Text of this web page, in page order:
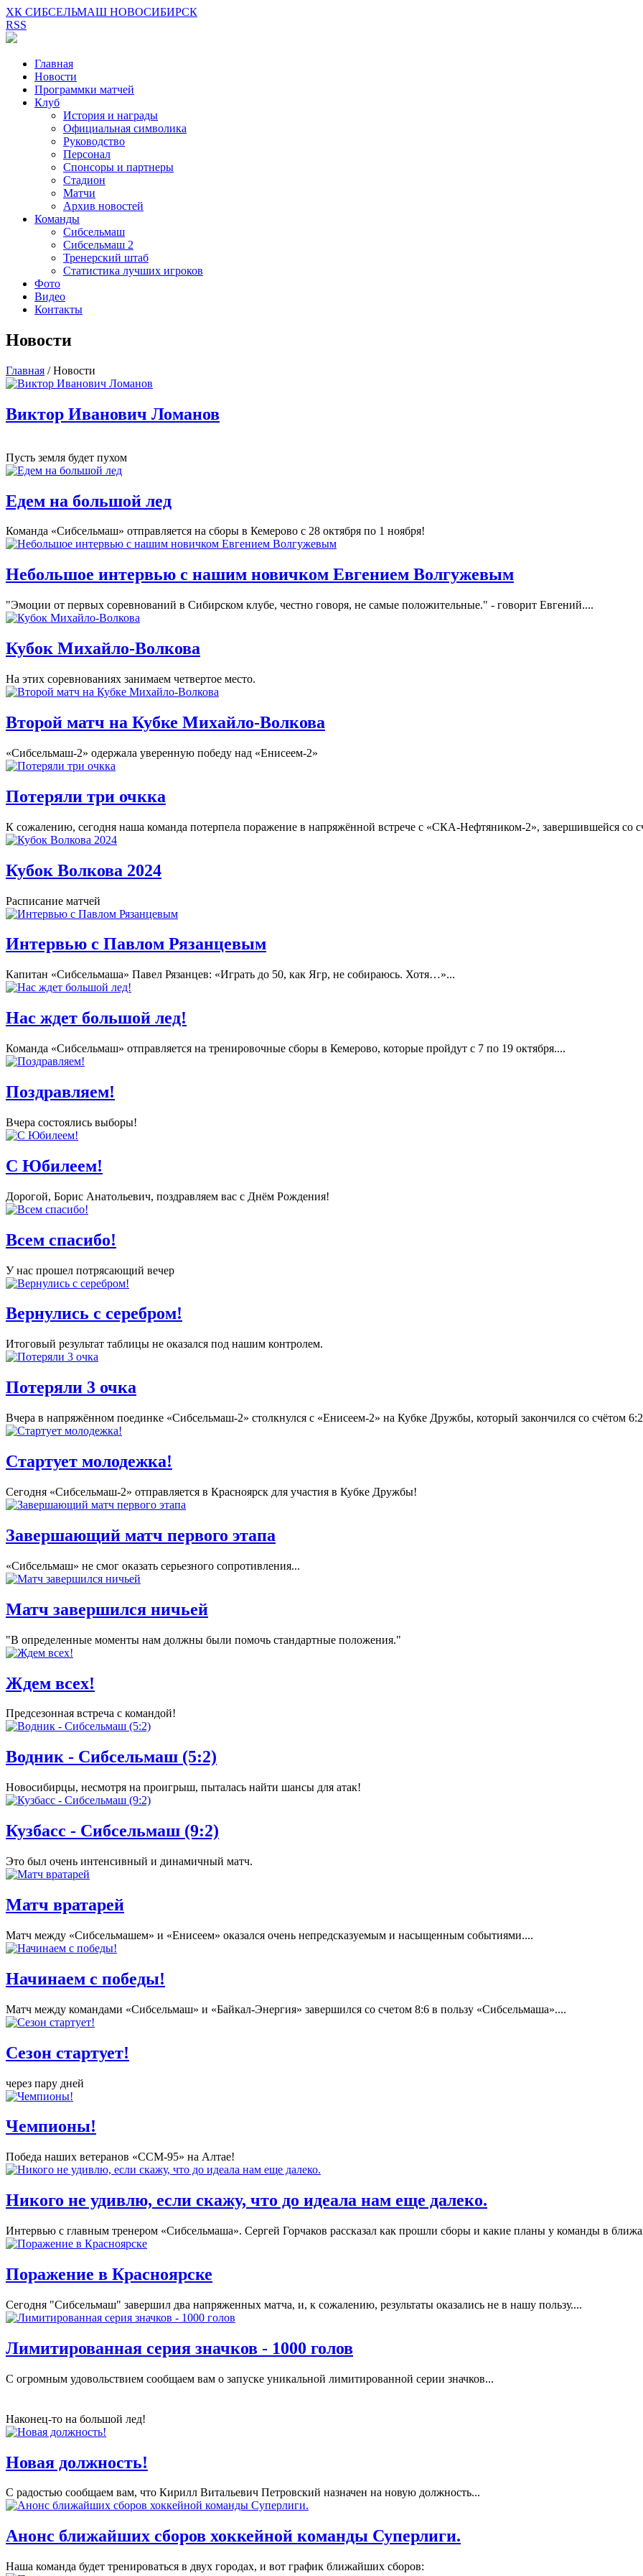
ХК СИБСЕЛЬМАШ НОВОСИБИРСК
RSS
Главная
Новости
Программки матчей
Клуб
История и награды
Официальная символика
Руководство
Персонал
Спонсоры и партнеры
Стадион
Матчи
Архив новостей
Команды
Сибсельмаш
Сибсельмаш 2
Тренерский штаб
Статистика лучших игроков
Фото
Видео
Контакты
Новости
Главная /Новости
Виктор Иванович Ломанов
Пусть земля будет пухом
Едем на большой лед
Команда «Сибсельмаш» отправляется на сборы в Кемерово с 28 октября по 1 ноября!
Небольшое интервью с нашим новичком Евгением Волгужевым
"Эмоции от первых соревнований в Сибирском клубе, честно говоря, не самые положительные." - говорит Евгений....
Кубок Михайло-Волкова
На этих соревнованиях занимаем четвертое место.
Второй матч на Кубке Михайло-Волкова
«Сибсельмаш-2» одержала уверенную победу над «Енисеем-2»
Потеряли три очкка
К сожалению, сегодня наша команда потерпела поражение в напряжённой встрече с «СКА-Нефтяником-2», завершившейся со
Кубок Волкова 2024
Расписание матчей
Интервью с Павлом Рязанцевым
Капитан «Сибсельмаша» Павел Рязанцев: «Играть до 50, как Ягр, не собираюсь. Хотя…»...
Нас ждет большой лед!
Команда «Сибсельмаш» отправляется на тренировочные сборы в Кемерово, которые пройдут с 7 по 19 октября....
Поздравляем!
Вчера состоялись выборы!
С Юбилеем!
Дорогой, Борис Анатольевич, поздравляем вас с Днём Рождения!
Всем спасибо!
У нас прошел потрясающий вечер
Вернулись с серебром!
Итоговый результат таблицы не оказался под нашим контролем.
Потеряли 3 очка
Вчера в напряжённом поединке «Сибсельмаш-2» столкнулся с «Енисеем-2» на Кубке Дружбы, который закончился со счётом 6:2
Стартует молодежка!
Сегодня «Сибсельмаш-2» отправляется в Красноярск для участия в Кубке Дружбы!
Завершающий матч первого этапа
«Сибсельмаш» не смог оказать серьезного сопротивления...
Матч завершился ничьей
"В определенные моменты нам должны были помочь стандартные положения."
Ждем всех!
Предсезонная встреча с командой!
Водник - Сибсельмаш (5:2)
Новосибирцы, несмотря на проигрыш, пыталась найти шансы для атак!
Кузбасс - Сибсельмаш (9:2)
Это был очень интенсивный и динамичный матч.
Матч вратарей
Матч между «Сибсельмашем» и «Енисеем» оказался очень непредсказуемым и насыщенным событиями....
Начинаем с победы!
Матч между командами «Сибсельмаш» и «Байкал-Энергия» завершился со счетом 8:6 в пользу «Сибсельмаша»....
Сезон стартует!
через пару дней
Чемпионы!
Победа наших ветеранов «ССМ-95» на Алтае!
Никого не удивлю, если скажу, что до идеала нам еще далеко.
Интервью с главным тренером «Сибсельмаша». Сергей Горчаков рассказал как прошли сборы и какие планы у команды в
Поражение в Красноярске
Сегодня "Сибсельмаш" завершил два напряженных матча, и, к сожалению, результаты оказались не в нашу пользу....
Лимитированная серия значков - 1000 голов
С огромным удовольствием сообщаем вам о запуске уникальной лимитированной серии значков...
Наконец-то на большой лед!
Новая должность!
С радостью сообщаем вам, что Кирилл Витальевич Петровский назначен на новую должность...
Анонс ближайших сборов хоккейной команды Суперлиги.
Наша команда будет тренироваться в двух городах, и вот график ближайших сборов: